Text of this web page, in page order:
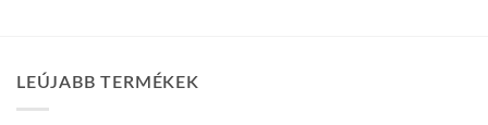
LEÚJABB TERMÉKEK